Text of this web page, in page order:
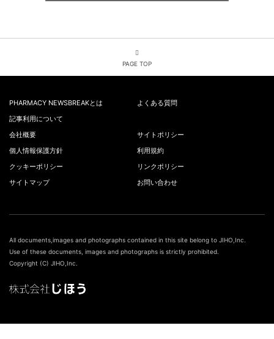
PAGE TOP
PHARMACY NEWSBREAKとは
よくある質問
記事利用について
会社概要
サイトポリシー
個人情報保護方針
利用規約
クッキーポリシー
リンクポリシー
サイトマップ
お問い合わせ
All documents,images and photographs contained in this site belong to JIHO,Inc.
Use of these documents, images and photographs is strictly prohibited.
Copyright (C) JIHO,Inc.